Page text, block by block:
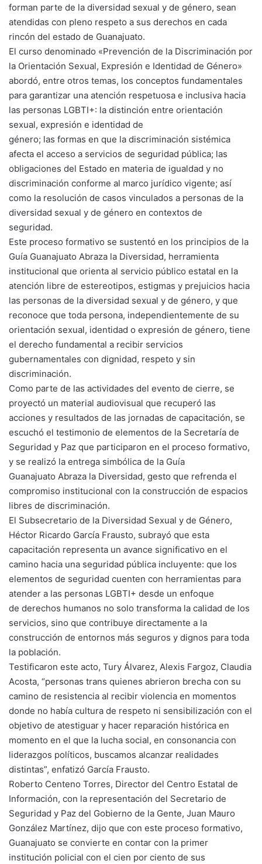
forman parte de la diversidad sexual y de género, sean
atendidas con pleno respeto a sus derechos en cada
rincón del estado de Guanajuato.
El curso denominado «Prevención de la Discriminación por
la Orientación Sexual, Expresión e Identidad de Género»
abordó, entre otros temas, los conceptos fundamentales
para garantizar una atención respetuosa e inclusiva hacia
las personas LGBTI+: la distinción entre orientación
sexual, expresión e identidad de
género; las formas en que la discriminación sistémica
afecta el acceso a servicios de seguridad pública; las
obligaciones del Estado en materia de igualdad y no
discriminación conforme al marco jurídico vigente; así
como la resolución de casos vinculados a personas de la
diversidad sexual y de género en contextos de
seguridad.
Este proceso formativo se sustentó en los principios de la
Guía Guanajuato Abraza la Diversidad, herramienta
institucional que orienta al servicio público estatal en la
atención libre de estereotipos, estigmas y prejuicios hacia
las personas de la diversidad sexual y de género, y que
reconoce que toda persona, independientemente de su
orientación sexual, identidad o expresión de género, tiene
el derecho fundamental a recibir servicios
gubernamentales con dignidad, respeto y sin
discriminación.
Como parte de las actividades del evento de cierre, se
proyectó un material audiovisual que recuperó las
acciones y resultados de las jornadas de capacitación, se
escuchó el testimonio de elementos de la Secretaría de
Seguridad y Paz que participaron en el proceso formativo,
y se realizó la entrega simbólica de la Guía
Guanajuato Abraza la Diversidad, gesto que refrenda el
compromiso institucional con la construcción de espacios
libres de discriminación.
El Subsecretario de la Diversidad Sexual y de Género,
Héctor Ricardo García Frausto, subrayó que esta
capacitación representa un avance significativo en el
camino hacia una seguridad pública incluyente: que los
elementos de seguridad cuenten con herramientas para
atender a las personas LGBTI+ desde un enfoque
de derechos humanos no solo transforma la calidad de los
servicios, sino que contribuye directamente a la
construcción de entornos más seguros y dignos para toda
la población.
Testificaron este acto, Tury Álvarez, Alexis Fargoz, Claudia
Acosta, “personas trans quienes abrieron brecha con su
camino de resistencia al recibir violencia en momentos
donde no había cultura de respeto ni sensibilización con el
objetivo de atestiguar y hacer reparación histórica en
momento en el que la lucha social, en consonancia con
liderazgos políticos, buscamos alcanzar realidades
distintas”, enfatizó García Frausto.
Roberto Centeno Torres, Director del Centro Estatal de
Información, con la representación del Secretario de
Seguridad y Paz del Gobierno de la Gente, Juan Mauro
González Martínez, dijo que con este proceso formativo,
Guanajuato se convierte en contar con la primer
institución policial con el cien por ciento de sus